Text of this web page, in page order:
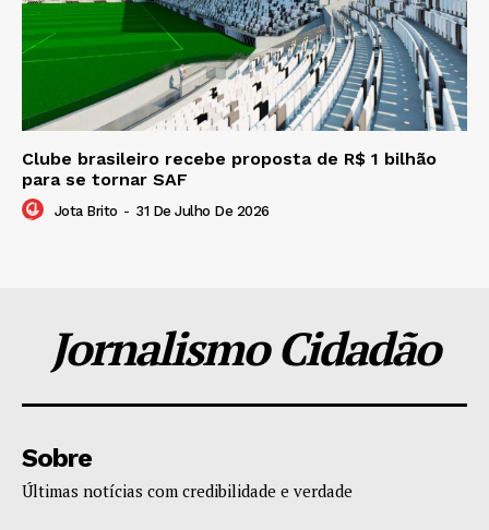
Clube brasileiro recebe proposta de R$ 1 bilhão
para se tornar SAF
Jota Brito - 31 De Julho De 2026
Jornalismo Cidadão
Sobre
Últimas notícias com credibilidade e verdade